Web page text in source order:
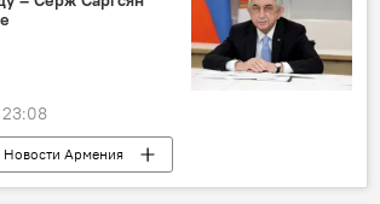
23:08
Новости Армения
Серж Саргсян
партия